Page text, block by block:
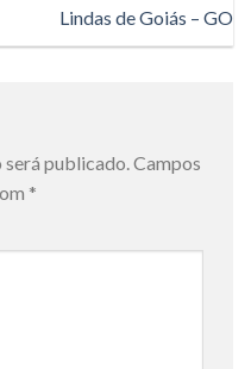
Lindas de Goiás – GO
publicado. Campos
*